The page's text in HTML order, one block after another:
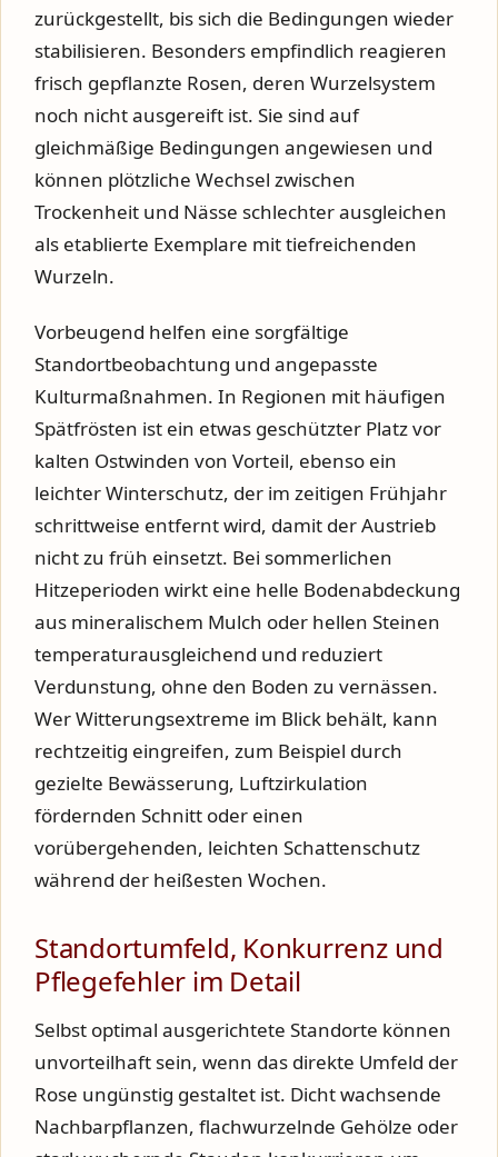
zurückgestellt, bis sich die Bedingungen wieder
stabilisieren. Besonders empfindlich reagieren
frisch gepflanzte Rosen, deren Wurzelsystem
noch nicht ausgereift ist. Sie sind auf
gleichmäßige Bedingungen angewiesen und
können plötzliche Wechsel zwischen
Trockenheit und Nässe schlechter ausgleichen
als etablierte Exemplare mit tiefreichenden
Wurzeln.
Vorbeugend helfen eine sorgfältige
Standortbeobachtung und angepasste
Kulturmaßnahmen. In Regionen mit häufigen
Spätfrösten ist ein etwas geschützter Platz vor
kalten Ostwinden von Vorteil, ebenso ein
leichter Winterschutz, der im zeitigen Frühjahr
schrittweise entfernt wird, damit der Austrieb
nicht zu früh einsetzt. Bei sommerlichen
Hitzeperioden wirkt eine helle Bodenabdeckung
aus mineralischem Mulch oder hellen Steinen
temperaturausgleichend und reduziert
Verdunstung, ohne den Boden zu vernässen.
Wer Witterungsextreme im Blick behält, kann
rechtzeitig eingreifen, zum Beispiel durch
gezielte Bewässerung, Luftzirkulation
fördernden Schnitt oder einen
vorübergehenden, leichten Schattenschutz
während der heißesten Wochen.
Standortumfeld, Konkurrenz und
Pflegefehler im Detail
Selbst optimal ausgerichtete Standorte können
unvorteilhaft sein, wenn das direkte Umfeld der
Rose ungünstig gestaltet ist. Dicht wachsende
Nachbarpflanzen, flachwurzelnde Gehölze oder